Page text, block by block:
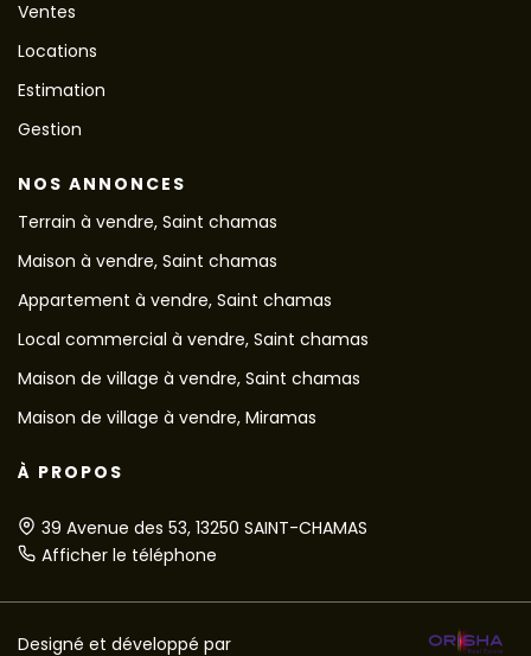
Ventes
Locations
Estimation
Gestion
NOS ANNONCES
Terrain à vendre, Saint chamas
Maison à vendre, Saint chamas
Appartement à vendre, Saint chamas
Local commercial à vendre, Saint chamas
Maison de village à vendre, Saint chamas
Maison de village à vendre, Miramas
À PROPOS
39 Avenue des 53, 13250 SAINT-CHAMAS
Afficher le téléphone
Designé et développé par